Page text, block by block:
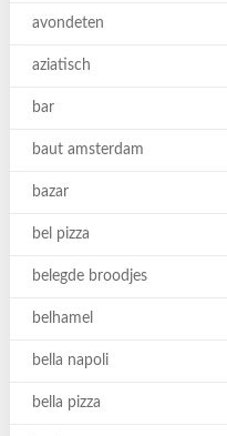
avondeten
aziatisch
bar
baut amsterdam
bazar
bel pizza
belegde broodjes
belhamel
bella napoli
bella pizza